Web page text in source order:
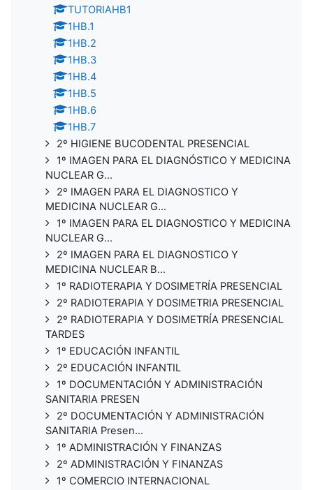
TUTORIAHB1
1HB.1
1HB.2
1HB.3
1HB.4
1HB.5
1HB.6
1HB.7
2º HIGIENE BUCODENTAL PRESENCIAL
1º IMAGEN PARA EL DIAGNÓSTICO Y MEDICINA
NUCLEAR G...
2º IMAGEN PARA EL DIAGNOSTICO Y
MEDICINA NUCLEAR G...
1º IMAGEN PARA EL DIAGNOSTICO Y MEDICINA
NUCLEAR G...
2º IMAGEN PARA EL DIAGNOSTICO Y
MEDICINA NUCLEAR B...
1º RADIOTERAPIA Y DOSIMETRÍA PRESENCIAL
2º RADIOTERAPIA Y DOSIMETRIA PRESENCIAL
2º RADIOTERAPIA Y DOSIMETRÍA PRESENCIAL
TARDES
1º EDUCACIÓN INFANTIL
2º EDUCACIÓN INFANTIL
1º DOCUMENTACIÓN Y ADMINISTRACIÓN
SANITARIA PRESEN
2º DOCUMENTACIÓN Y ADMINISTRACIÓN
SANITARIA Presen...
1º ADMINISTRACIÓN Y FINANZAS
2º ADMINISTRACIÓN Y FINANZAS
1º COMERCIO INTERNACIONAL